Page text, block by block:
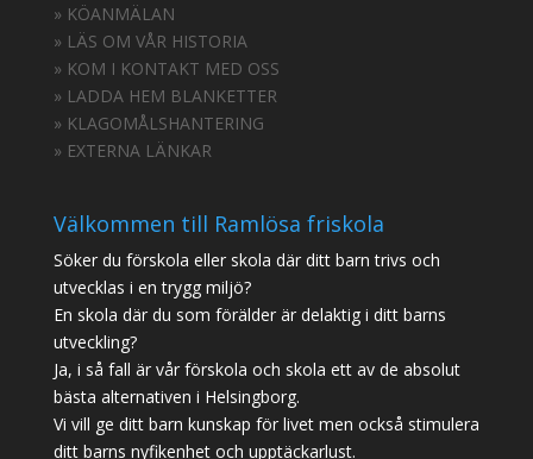
» KÖANMÄLAN
» LÄS OM VÅR HISTORIA
» KOM I KONTAKT MED OSS
» LADDA HEM BLANKETTER
» KLAGOMÅLSHANTERING
» EXTERNA LÄNKAR
Välkommen till Ramlösa friskola
Söker du förskola eller skola där ditt barn trivs och
utvecklas i en trygg miljö?
En skola där du som förälder är delaktig i ditt barns
utveckling?
Ja, i så fall är vår förskola och skola ett av de absolut
bästa alternativen i Helsingborg.
Vi vill ge ditt barn kunskap för livet men också stimulera
ditt barns nyfikenhet och upptäckarlust.